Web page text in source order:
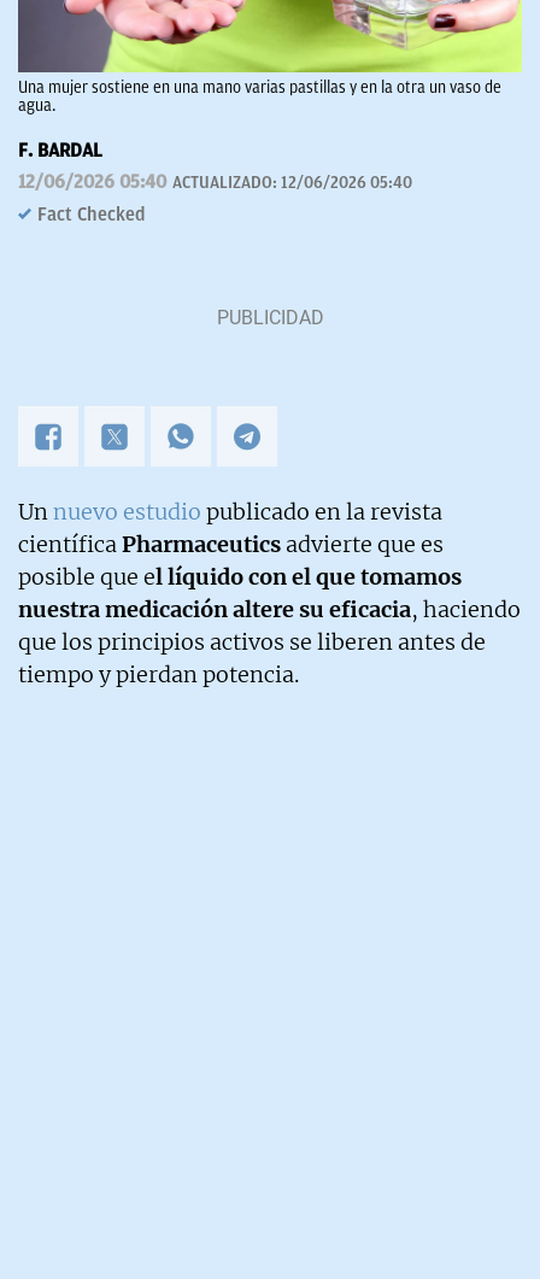
Una mujer sostiene en una mano varias pastillas y en la otra un vaso de
agua.
F. BARDAL
12/06/2026 05:40 ACTUALIZADO: 12/06/2026 05:40
Fact Checked
Unnuevo estudio publicado en la revista
científicaPharmaceutics advierte que es
posible que el líquido con el que tomamos
nuestra medicación altere su eficacia, haciendo
que los principios activos se liberen antes de
tiempo y pierdan potencia.